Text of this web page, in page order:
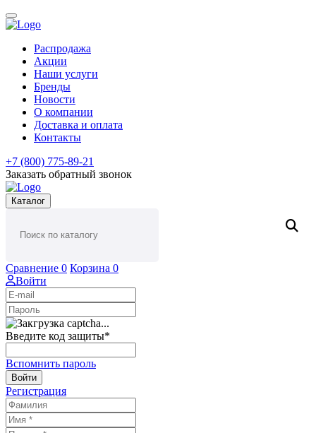
Распродажа
Акции
Наши услуги
Бренды
Новости
О компании
Доставка и оплата
Контакты
+7 (800) 775-89-21
Заказать обратный звонок
Каталог
Сравнение 0 Корзина 0
Войти
Введите код защиты*
Вспомнить пароль
Войти
Регистрация